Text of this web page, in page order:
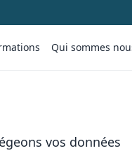
Qui sommes
vos données